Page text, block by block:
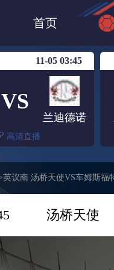
首页
日
11-05 03:45
VS
兰迪德诺
高清直播
英议南 汤桥天使VS车姆斯福
汤桥天使